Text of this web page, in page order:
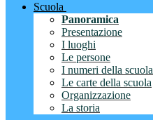
Scuola
Panoramica
Presentazione
I luoghi
Le persone
I numeri della scuola
Le carte della scuola
Organizzazione
La storia